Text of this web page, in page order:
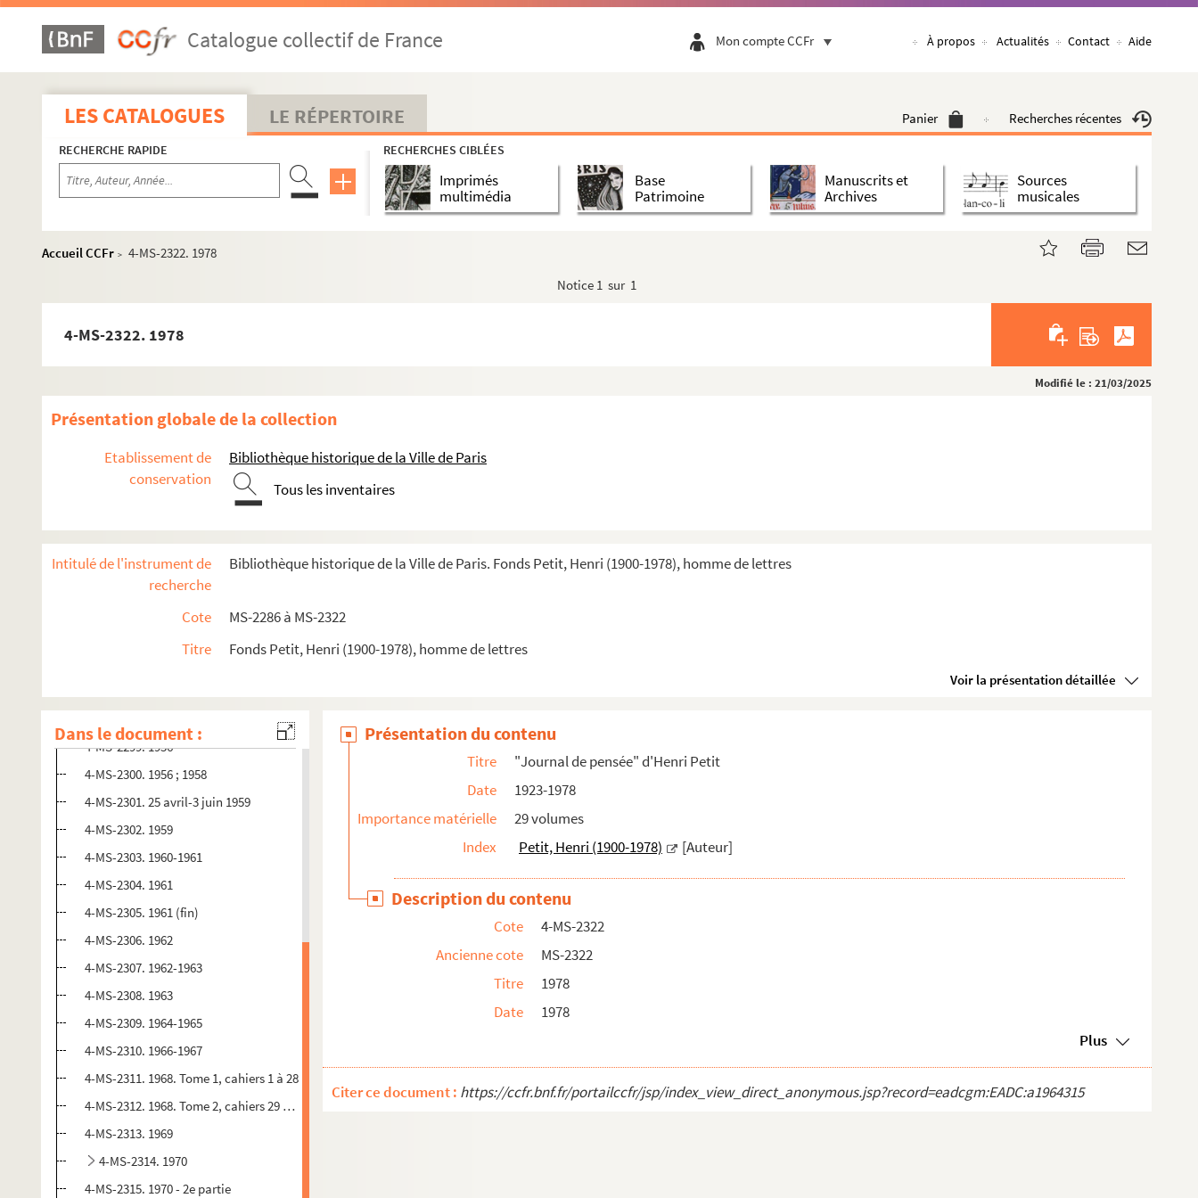
Catalogue collectif de France Mon compte CCFr À propos Actualités Contact Aide
LES CATALOGUES LE RÉPERTOIRE Panier Recherches récentes
RECHERCHE RAPIDE RECHERCHES CIBLÉES
Imprimés
multimédia
Base
Patrimoine
Manuscrits et
Archives
Sources
musicales
Accueil CCFr > 4-MS-2322. 1978
Notice 1 sur 1
4-MS-2322. 1978
Modifié le : 21/03/2025
Présentation globale de la collection
Etablissement de
conservation
Bibliothèque historique de la Ville de Paris
Tous les inventaires
Intitulé de l'instrument de
recherche
Bibliothèque historique de la Ville de Paris. Fonds Petit, Henri (1900-1978), homme de lettres
Cote
MS-2286 à MS-2322
Titre
Fonds Petit, Henri (1900-1978), homme de lettres
Voir la présentation détaillée
Dans le document :
4-MS-2286. Correspondance reçue par Henri Petit
2-MS-2293. Articles de critique littéraire d'Henri Petit parus dans
"Journal de pensée" d'Henri Petit
4-MS-2294. 1923 ; 1934-1939
4-MS-2299. 1956
4-MS-2300. 1956 ; 1958
4-MS-2301. 25 avril-3 juin 1959
4-MS-2302. 1959
4-MS-2303. 1960-1961
4-MS-2304. 1961
4-MS-2305. 1961 (fin)
4-MS-2306. 1962
4-MS-2307. 1962-1963
4-MS-2308. 1963
4-MS-2309. 1964-1965
4-MS-2310. 1966-1967
4-MS-2311. 1968. Tome 1, cahiers 1 à 28
4-MS-2312. 1968. Tome 2, cahiers 29 à 48
4-MS-2313. 1969
4-MS-2314. 1970
4-MS-2315. 1970 - 2e partie
Présentation du contenu
Titre
"Journal de pensée" d'Henri Petit
Date
1923-1978
Importance matérielle
29 volumes
Index
Petit, Henri (1900-1978) [Auteur]
Description du contenu
Cote
4-MS-2322
Ancienne cote
MS-2322
Titre
1978
Date
1978
Plus
Citer ce document : https://ccfr.bnf.fr/portailccfr/jsp/index_view_direct_anonymous.jsp?record=eadcgm:EADC:a1964315